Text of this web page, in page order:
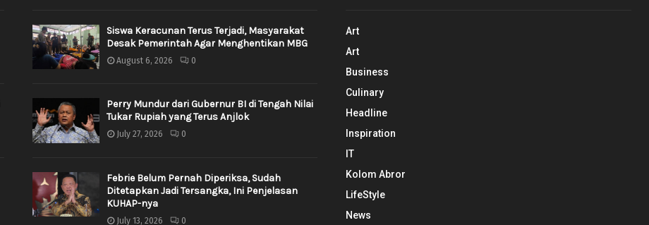
Siswa Keracunan Terus Terjadi, Masyarakat
Desak Pemerintah Agar Menghentikan MBG
August 6, 2026 0
Perry Mundur dari Gubernur BI di Tengah Nilai
Tukar Rupiah yang Terus Anjlok
July 27, 2026 0
Febrie Belum Pernah Diperiksa, Sudah
Ditetapkan Jadi Tersangka, Ini Penjelasan
KUHAP-nya
July 13, 2026 0
Art
Art
Business
Culinary
Headline
Inspiration
IT
Kolom Abror
LifeStyle
News